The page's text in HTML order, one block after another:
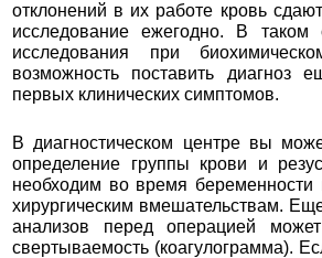
отклонений в их работе кровь
исследование ежегодно. В таком
исследования при
возможность поставить диагноз
первых клинических симптомов.
В диагностическом центре вы
определение группы крови и
необходим во время беременности
хирургическим вмешательствам.
анализов перед операцией
свертываемость (коагулограмма).